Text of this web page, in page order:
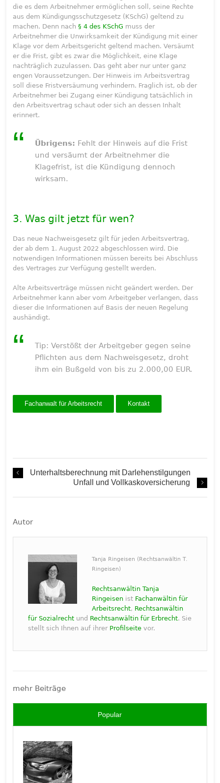
die es dem Arbeitnehmer ermöglichen soll, seine Rechte
aus dem Kündigungsschutzgesetz (KSchG) geltend zu
machen. Denn nach§ 4 des KSchG muss der
Arbeitnehmer die Unwirksamkeit der Kündigung mit einer
Klage vor dem Arbeitsgericht geltend machen. Versäumt
er die Frist, gibt es zwar die Möglichkeit, eine Klage
nachträglich zuzulassen. Das geht aber nur unter ganz
engen Voraussetzungen. Der Hinweis im Arbeitsvertrag
soll diese Fristversäumung verhindern. Fraglich ist, ob der
Arbeitnehmer bei Zugang einer Kündigung tatsächlich in
den Arbeitsvertrag schaut oder sich an dessen Inhalt
erinnert.
Übrigens: Fehlt der Hinweis auf die Frist
und versäumt der Arbeitnehmer die
Klagefrist, ist die Kündigung dennoch
wirksam.
3. Was gilt jetzt für wen?
Das neue Nachweisgesetz gilt für jeden Arbeitsvertrag,
der ab dem 1. August 2022 abgeschlossen wird. Die
notwendigen Informationen müssen bereits bei Abschluss
des Vertrages zur Verfügung gestellt werden.
Alte Arbeitsverträge müssen nicht geändert werden. Der
Arbeitnehmer kann aber vom Arbeitgeber verlangen, dass
dieser die Informationen auf Basis der neuen Regelung
aushändigt.
Tip: Verstößt der Arbeitgeber gegen seine
Pflichten aus dem Nachweisgesetz, droht
ihm ein Bußgeld von bis zu 2.000,00 EUR.
Fachanwalt für Arbeitsrecht Kontakt
Unterhaltsberechnung mit Darlehenstilgungen
Unfall und Vollkaskoversicherung
Autor
Tanja Ringeisen (Rechtsanwältin T.
Ringeisen)
Rechtsanwältin Tanja
Ringeisen ist Fachanwältin für
Arbeitsrecht, Rechtsanwältin
für Sozialrecht und Rechtsanwältin für Erbrecht. Sie
stellt sich Ihnen auf ihrer Profilseite vor.
mehr Beiträge
Popular